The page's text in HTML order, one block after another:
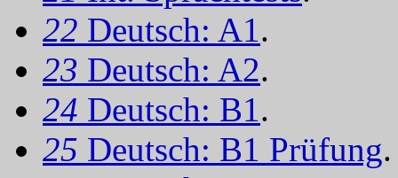
22 Deutsch: A1.
23 Deutsch: A2.
24 Deutsch: B1.
25 Deutsch: B1 Prüfung.